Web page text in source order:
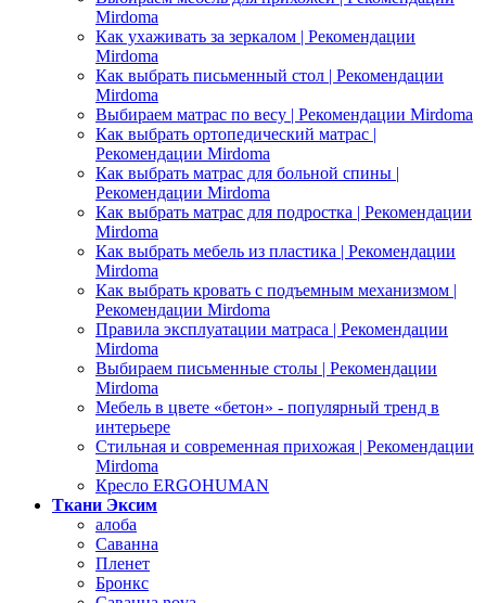
Mirdoma
Как ухаживать за зеркалом | Рекомендации
Mirdoma
Как выбрать письменный стол | Рекомендации
Mirdoma
Выбираем матрас по весу | Рекомендации Mirdoma
Как выбрать ортопедический матрас |
Рекомендации Mirdoma
Как выбрать матрас для больной спины |
Рекомендации Mirdoma
Как выбрать матрас для подростка | Рекомендации
Mirdoma
Как выбрать мебель из пластика | Рекомендации
Mirdoma
Как выбрать кровать с подъемным механизмом |
Рекомендации Mirdoma
Правила эксплуатации матраса | Рекомендации
Mirdoma
Выбираем письменные столы | Рекомендации
Mirdoma
Мебель в цвете «бетон» - популярный тренд в
интерьере
Стильная и современная прихожая | Рекомендации
Mirdoma
Кресло ERGOHUMAN
Ткани Эксим
алоба
Саванна
Пленет
Бронкс